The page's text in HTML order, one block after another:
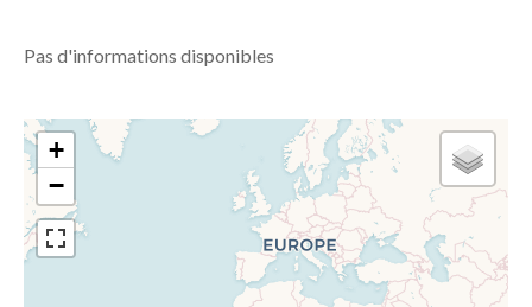
Pas d'informations disponibles
+
−